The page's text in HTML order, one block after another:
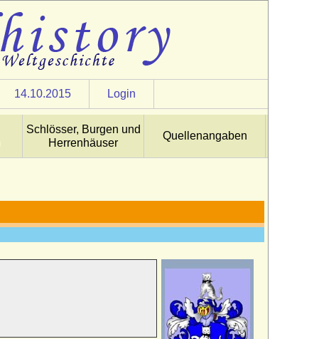
14.10.2015 Login
Schlösser, Burgen und
Herrenhäuser
Quellenangaben